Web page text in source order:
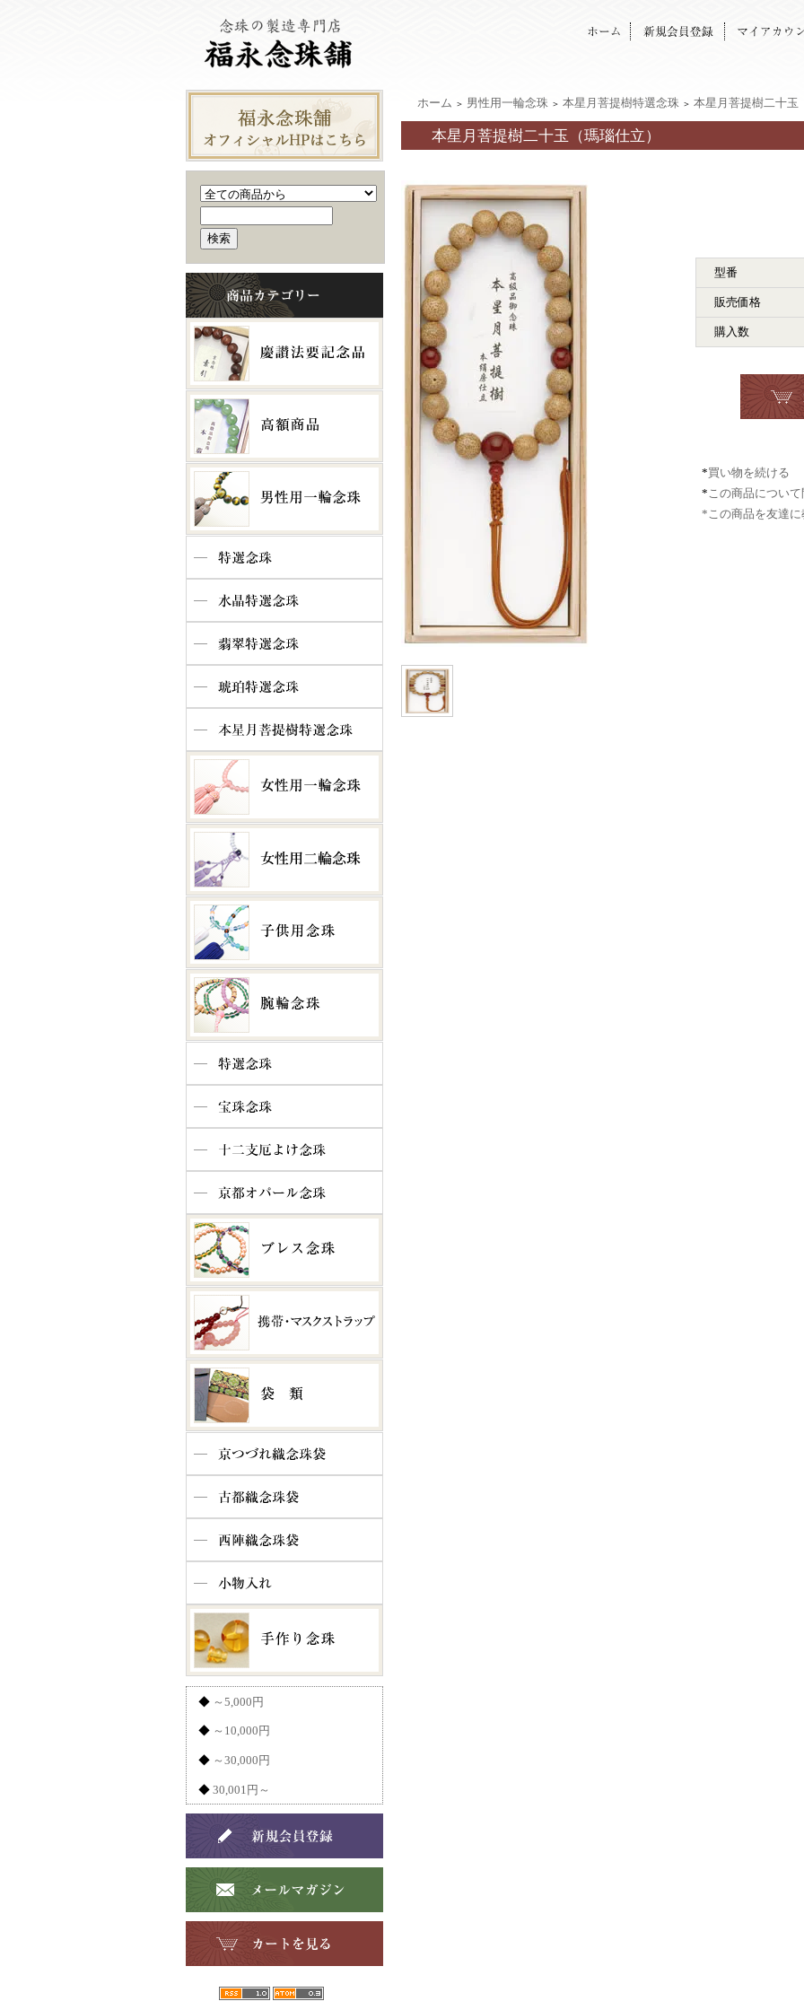
ホーム ＞ 男性用一輪念珠 ＞ 本星月菩提樹特選念珠 ＞ 本星月菩提樹二十玉
本星月菩提樹二十玉（瑪瑙仕立）
型番
販売価格
購入数
*買い物を続ける
*この商品につい
*この商品を友達に
◆ ～5,000円
◆ ～10,000円
◆ ～30,000円
◆ 30,001円～